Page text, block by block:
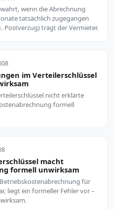
wenn die Abrechnung
tatsächlich zugegangen
Postverzug) trägt der Vermieter.
im Verteilerschlüssel
nicht erklärte
formell
macht
formell unwirksam
für
liegt ein formeller Fehler vor –